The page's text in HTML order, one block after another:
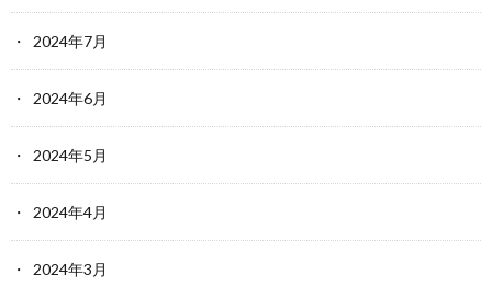
2024年7月
2024年6月
2024年5月
2024年4月
2024年3月